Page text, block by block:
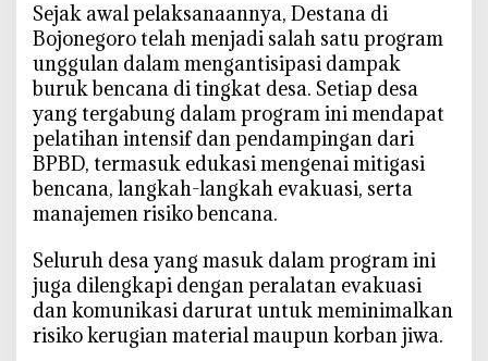
d
i
2
0
2
5
Sejak awal pelaksanaannya, Destana di
Bojonegoro telah menjadi salah satu program
unggulan dalam mengantisipasi dampak
buruk bencana di tingkat desa. Setiap desa
yang tergabung dalam program ini mendapat
pelatihan intensif dan pendampingan dari
BPBD, termasuk edukasi mengenai mitigasi
bencana, langkah-langkah evakuasi, serta
manajemen risiko bencana.
Seluruh desa yang masuk dalam program ini
juga dilengkapi dengan peralatan evakuasi
dan komunikasi darurat untuk meminimalkan
risiko kerugian material maupun korban jiwa.